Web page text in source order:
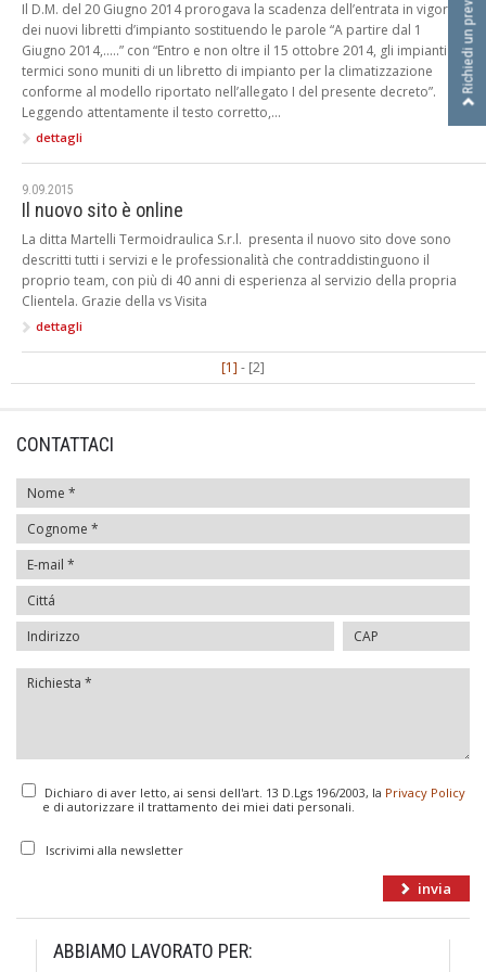
D
R
A
U
C
A
S
R
L
Il D.M. del 20 Giugno 2014 prorogava la scadenza dell’entrata in vigore
dei nuovi libretti d’impianto sostituendo le parole “A partire dal 1
Giugno 2014,…..” con “Entro e non oltre il 15 ottobre 2014, gli impianti
termici sono muniti di un libretto di impianto per la climatizzazione
conforme al modello riportato nell’allegato I del presente decreto”.
Leggendo attentamente il testo corretto,...
dettagli
9.09.2015
Il nuovo sito è online
La ditta Martelli Termoidraulica S.r.l. presenta il nuovo sito dove sono
descritti tutti i servizi e le professionalità che contraddistinguono il
proprio team, con più di 40 anni di esperienza al servizio della propria
Clientela. Grazie della vs Visita
dettagli
[1] [2]
CONTATTACI
Dichiaro di aver letto, ai sensi dell'art. 13 D.Lgs 196/2003, la Privacy Policy
e di autorizzare il trattamento dei miei dati personali.
Iscrivimi alla newsletter
ABBIAMO LAVORATO PER:
Richiedi un preventivo